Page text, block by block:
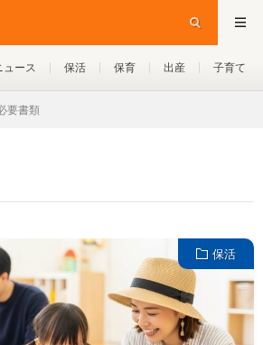
ュース 保活 保育 出産 子育て
要書類
保活